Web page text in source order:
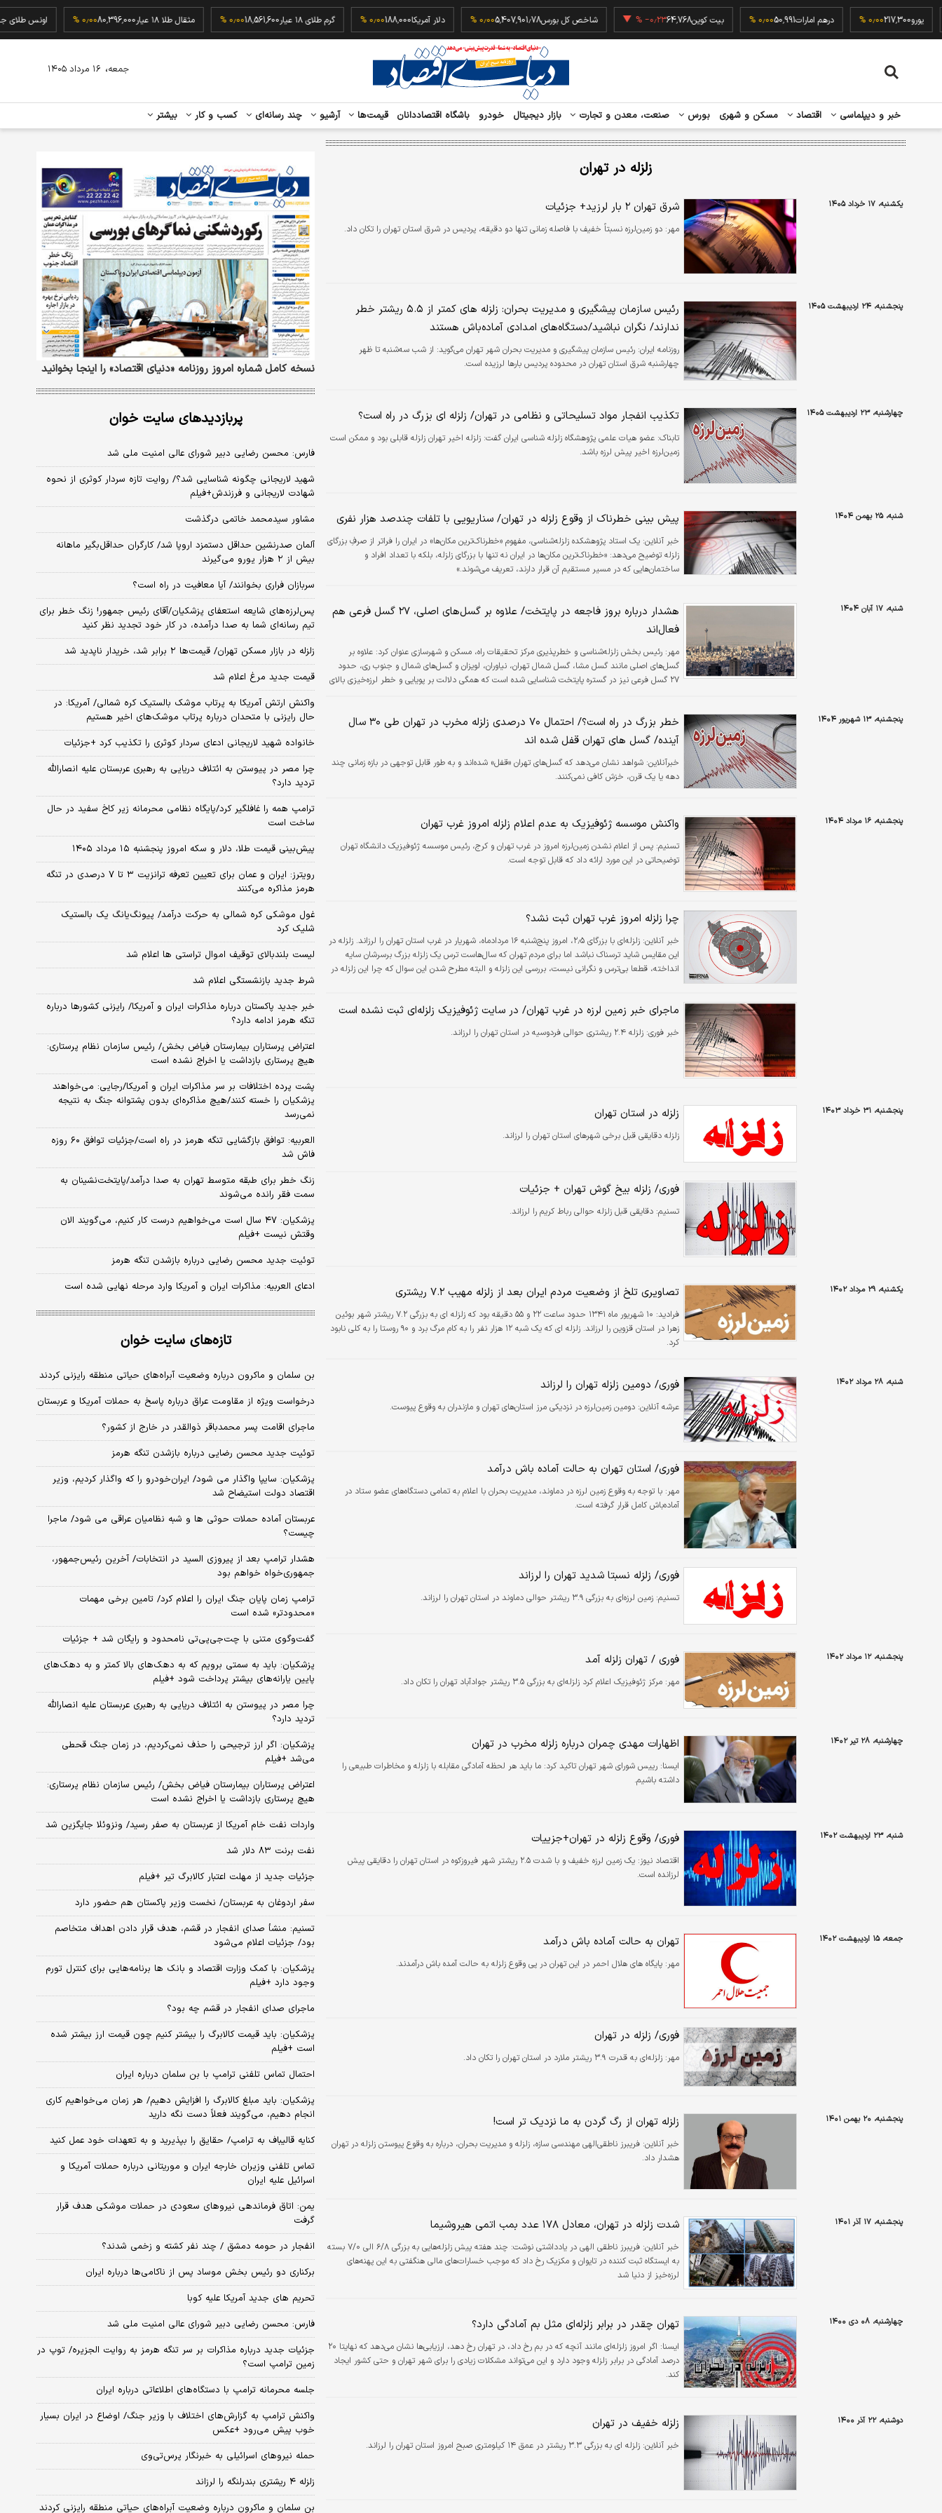
یورو217,300 درهم امارات50,991 بیت کوین64,768‎−۰٫۲۳ % شاخص کل بورس5,407,901.78 دلار آمریکا188,000 گرم طلای ۱۸ عیار 18,561,600 مثقال طلا ۱۸ عیار 80,396,000 اونس
خبر و دیپلماسی اقتصاد مسکن و شهری بورس صنعت، معدن و تجارت بازار دیجیتال خودرو باشگاه اقتصاددانان قیمت‌ها آرشیو چند رسانه‌ای کسب و کار بیشتر
جمعه، ۱۶ مرداد ۱۴۰۵
زلزله در تهران
یکشنبه، ۱۷ خرداد ۱۴۰۵ شرق تهران ۲ بار لرزید+ جزئیات
مهر: دو زمین‌لرزه نسبتاً خفیف با فاصله زمانی تنها دو دقیقه، پردیس در شرق استان تهران را تکان داد.
پنجشنبه، ۲۴ اردیبهشت ۱۴۰۵
رئیس سازمان پیشگیری و مدیریت بحران: زلزله های کمتر از ۵.۵ ریشتر خطر
ندارند/ نگران نباشید/دستگاه‌های امدادی آماده‌باش هستند
روزنامه ایران: رئیس سازمان پیشگیری و مدیریت بحران شهر تهران می‌گوید: از شب سه‌شنبه تا ظهر
چهارشنبه شرق استان تهران در محدوده پردیس بارها لرزیده است.
چهارشنبه، ۲۳ اردیبهشت ۱۴۰۵ تکذیب انفجار مواد تسلیحاتی و نظامی در تهران/ زلزله ای بزرگ در راه است؟
تابناک: عضو هیات علمی پژوهشگاه زلزله شناسی ایران گفت: زلزله اخیر تهران زلزله قابلی بود و ممکن است
زمین‌لرزه اخیر پیش لرزه باشد.
شنبه، ۲۵ بهمن ۱۴۰۴ پیش بینی خطرناک از وقوع زلزله در تهران/ سناریویی با تلفات چندصد هزار نفری
خبر آنلاین: یک استاد پژوهشکده زلزله‌شناسی، مفهوم «خطرناک‌ترین مکان‌ها» در ایران را فراتر از صرفِ بزرگای
زلزله توضیح می‌دهد: «خطرناک‌ترین مکان‌ها در ایران نه تنها با بزرگای زلزله، بلکه با تعداد افراد و
ساختمان‌هایی که در مسیر مستقیم آن قرار دارند، تعریف می‌شوند.»
شنبه، ۱۷ آبان ۱۴۰۴
هشدار درباره بروز فاجعه در پایتخت/ علاوه بر گسل‌های اصلی، ۲۷ گسل فرعی هم
فعال‌اند
مهر: رئیس بخش زلزله‌شناسی و خطرپذیری مرکز تحقیقات راه، مسکن و شهرسازی عنوان کرد: علاوه بر
گسل‌های اصلی مانند گسل مشا، گسل شمال تهران، نیاوران، لویزان و گسل‌های شمال و جنوب ری، حدود
۲۷ گسل فرعی نیز در گستره پایتخت شناسایی شده است که همگی دلالت بر پویایی و خطر لرزه‌خیزی بالای
پنجشنبه، ۱۳ شهریور ۱۴۰۴
خطر بزرگ در راه است؟/ احتمال ۷۰ درصدی زلزله مخرب در تهران طی ۳۰ سال
آینده/ گسل های تهران قفل شده اند
خبرآنلاین: شواهد نشان می‌دهد که گسل‌های تهران «قفل» شده‌اند و به طور قابل توجهی در بازه زمانی چند
دهه یا یک قرن، خزش کافی نمی‌کنند.
پنجشنبه، ۱۶ مرداد ۱۴۰۴ واکنش موسسه ژئوفیزیک به عدم اعلام زلزله امروز غرب تهران
تسنیم: پس از اعلام نشدن زمین‌لرزه امروز در غرب تهران و کرج، رئیس موسسه ژئوفیزیک دانشگاه تهران
توضیحاتی در این مورد ارائه داد که قابل توجه است.
چرا زلزله امروز غرب تهران ثبت نشد؟
خبر آنلاین:
زلزله‌ای با بزرگای ۲٫۵، امروز پنج‌شنبه ۱۶ مردادماه، شهریار در غرب استان تهران را لرزاند. زلزله در
این مقایس شاید ترسناک نباشد اما برای مردم تهران که سال‌هاست ترس یک زلزله بزرگ برسرشان سایه
انداخته، قطعا بی‌ترس و نگرانی نیست، بررسی این زلزله و البته مطرح شدن این سوال که چرا این زلزله در
ماجرای خبر زمین لرزه در غرب تهران/ در سایت ژئوفیزیک زلزله‌ای ثبت نشده است
خبر فوری: زلزله ۲.۴ ریشتری حوالی فردوسیه در استان تهران را لرزاند.
پنجشنبه، ۳۱ خرداد ۱۴۰۳ زلزله در استان تهران
زلزله دقایقی قبل برخی شهرهای استان تهران را لرزاند.
فوری/ زلزله بیخ گوش تهران + جزئیات
تسنیم: دقایقی قبل زلزله حوالی رباط کریم را لرزاند.
یکشنبه، ۲۹ مرداد ۱۴۰۲ تصاویری تلخ از وضعیت مردم ایران بعد از زلزله مهیب ۷.۲ ریشتری
فرادید:
۱۰ شهریور ماه ۱۳۴۱ حدود ساعت ۲۲ و ۵۵ دقیقه بود که زلزله ای به بزرگی ۷.۲ ریشتر شهر بوئین
زهرا در استان قزوین را لرزاند. زلزله ای که یک شبه ۱۲ هزار نفر را به کام مرگ برد و ۹۰ روستا را به کلی نابود
کرد.
شنبه، ۲۸ مرداد ۱۴۰۲ فوری/ دومین زلزله تهران را لرزاند
عرشه آنلاین: دومین زمین‌‌لرزه در نزدیکی مرز استان‌های تهران و مازندران به وقوع پیوست.
فوری/ استان تهران به حالت آماده باش درآمد
مهر: با توجه به وقوع زمین لرزه در دماوند، مدیریت بحران با اعلام به تمامی دستگاه‌های عضو ستاد در
آماده‌باش کامل قرار گرفته است.
فوری/ زلزله نسبتا شدید تهران را لرزاند
تسنیم: زمین لرزه‌ای به بزرگی ۳.۹ ریشتر حوالی دماوند در استان تهران را لرزاند.
پنجشنبه، ۱۲ مرداد ۱۴۰۲ فوری / تهران زلزله آمد
مهر: مرکز ژئوفیزیک اعلام کرد زلزله‌ای به بزرگی ۳.۵ ریشتر جوادآباد تهران را تکان داد.
چهارشنبه، ۲۸ تیر ۱۴۰۲ اظهارات مهدی چمران درباره زلزله مخرب در تهران
ایسنا:
رییس شورای شهر تهران تاکید کرد: ما باید هر لحظه آمادگی مقابله با زلزله و مخاطرات طبیعی را
داشته باشیم.
شنبه، ۲۳ اردیبهشت ۱۴۰۲ فوری/ وقوع زلزله در تهران+جزییات
اقتصاد نیوز:
یک زمین لرزه خفیف و با شدت ۲.۵ ریشتر شهر فیروزکوه در استان تهران را دقایقی پیش
لرزانده است.
جمعه، ۱۵ اردیبهشت ۱۴۰۲ تهران به حالت آماده باش درآمد
مهر: پایگاه های هلال احمر در این تهران در پی وقوع زلزله به حالت آمده باش درآمدند.
فوری/ زلزله در تهران
مهر: زلزله‌ای به قدرت ۳.۹ ریشتر ملارد در استان تهران را تکان داد.
پنجشنبه، ۲۰ بهمن ۱۴۰۱ زلزله تهران از رگ گردن به ما نزدیک تر است!
خبر آنلاین: فریبرز ناطقی‌الهی مهندسی سازه، زلزله و مدیریت بحران، درباره به وقوع پیوستن زلزله در تهران
هشدار داد.
پنجشنبه، ۱۷ آذر ۱۴۰۱ شدت زلزله در تهران، معادل ١٧٨ عدد بمب اتمی هیروشیما
خبر آنلاین:
فریبرز ناطقی الهی در یادداشتی نوشت: چند هفته پیش زلزله‌هایی به بزرگی ۶/۸ الی ۷/۰ بسته
به ایستگاه ثبت کننده در تایوان و مکزیک رخ داد که موجب خسارات‌های مالی هنگفتی به این پهنه‌های
لرزه‌خیز از دنیا شد
چهارشنبه، ۰۸ دی ۱۴۰۰ تهران چقدر در برابر زلزله‌ای مثل بم آمادگی دارد؟
ايسنا:
اگر امروز زلزله‌ای مانند آنچه که در بم رخ داد، در تهران رخ دهد، ارزیابی‌ها نشان می‌دهد که نهایتا ۲۰
درصد آمادگی در برابر زلزله وجود دارد و این می‌تواند مشکلات زیادی را برای شهر تهران و حتی کشور ایجاد
کند.
دوشنبه، ۲۲ آذر ۱۴۰۰ زلزله خفیف در تهران
خبر آنلاین: زلزله ای به بزرگی ۳.۳ ریشتر در عمق ۱۴ کیلومتری صبح امروز استان تهران را لرزاند.
نسخه کامل شماره امروز روزنامه «دنیای‌ اقتصاد» را اینجا بخوانید
پربازدیدهای سایت خوان
فارس: محسن رضایی دبیر شورای عالی امنیت ملی شد
شهید لاریجانی چگونه شناسایی شد؟/ روایت تازه سردار کوثری از نحوه
شهادت لاریجانی و فرزندش+فیلم
مشاور سیدمحمد خاتمی درگذشت
آلمان صدرنشین حداقل دستمزد اروپا شد/ کارگران حداقل‌بگیر ماهانه
بیش از ۲ هزار یورو می‌گیرند
سربازان فراری بخوانند/ آیا معافیت در راه است؟
پس‌لرزه‌های شایعه استعفای پزشکیان/آقای رئیس جمهور! زنگ خطر برای
تیم رسانه‌ای شما به صدا درآمده، در کار خود تجدید نظر کنید
زلزله در بازار مسکن تهران/ قیمت‌ها ۲ برابر شد، خریدار ناپدید شد
قیمت جدید مرغ اعلام شد
واکنش ارتش آمریکا به پرتاب موشک بالستیک کره شمالی/ آمریکا: در
حال رایزنی با متحدان درباره پرتاب موشک‌های اخیر هستیم
خانواده شهید لاریجانی ادعای سردار کوثری را تکذیب کرد +جزئیات
چرا مصر در پیوستن به ائتلاف دریایی به رهبری عربستان علیه انصارالله
تردید دارد؟
ترامپ همه را غافلگیر کرد/پایگاه نظامی محرمانه زیر کاخ سفید در حال
ساخت است
پیش‌بینی قیمت طلا، دلار و سکه امروز پنجشنبه ۱۵ مرداد ۱۴۰۵
رویترز: ایران و عمان برای تعیین تعرفه ترانزیت ۳ تا ۷ درصدی در تنگه
هرمز مذاکره می‌کنند
غول موشکی کره شمالی به حرکت درآمد/ پیونگ‌یانگ یک بالستیک
شلیک کرد
لیست بلندبالای توقیف اموال تراستی ها اعلام شد
شرط جدید بازنشستگی اعلام شد
خبر جدید پاکستان درباره مذاکرات ایران و آمریکا/ رایزنی کشورها درباره
تنگه هرمز ادامه دارد؟
اعتراض پرستاران بیمارستان فیاض بخش/ رئیس سازمان نظام پرستاری:
هیچ پرستاری بازداشت یا اخراج نشده است
پشت پرده اختلافات بر سر مذاکرات ایران و آمریکا/رجایی: می‌خواهند
پزشکیان را خسته کنند/هیچ مذاکره‌ای بدون پشتوانه جنگ به نتیجه
نمی‌رسد
العربیه: توافق بازگشایی تنگه هرمز در راه است/جزئیات توافق ۶۰ روزه
فاش شد
زنگ خطر برای طبقه متوسط تهران به صدا درآمد/پایتخت‌نشینان به
سمت فقر رانده می‌شوند
پزشکیان: ۴۷ سال است می‌خواهیم درست کار کنیم، می‌گویند الان
وقتش نیست +فیلم
توئیت جدید محسن رضایی درباره بازشدن تنگه هرمز
ادعای العربیه: مذاکرات ایران و آمریکا وارد مرحله نهایی شده است
تازه‌های سایت خوان
بن سلمان و ماکرون درباره وضعیت آبراه‌های حیاتی منطقه رایزنی کردند
درخواست ویژه از مقاومت عراق درباره پاسخ به حملات آمریکا و عربستان
ماجرای اقامت پسر محمدباقر ذوالقدر در خارج از کشور؟
توئیت جدید محسن رضایی درباره بازشدن تنگه هرمز
پزشکیان: سایپا واگذار می شود/ ایران‌خودرو را که واگذار کردیم، وزیر
اقتصاد دولت استیضاح شد
عربستان آماده حملات حوثی ها و شبه نظامیان عراقی می شود/ ماجرا
چیست؟
هشدار ترامپ بعد از پیروزی السید در انتخابات/ آخرین رئیس‌جمهور،
جمهوری‌خواه خواهم بود
ترامپ زمان پایان جنگ ایران را اعلام کرد/ تامین برخی مهمات
«محدودتر» شده است
گفت‌وگوی متنی با چت‌جی‌پی‌تی نامحدود و رایگان شد + جزئیات
پزشکیان: باید به سمتی برویم که به دهک‌های بالا کمتر و به دهک‌های
پایین یارانه‌های بیشتر پرداخت شود +فیلم
چرا مصر در پیوستن به ائتلاف دریایی به رهبری عربستان علیه انصارالله
تردید دارد؟
پزشکیان: اگر ارز ترجیحی را حذف نمی‌کردیم، در زمان جنگ قحطی
می‌شد +فیلم
اعتراض پرستاران بیمارستان فیاض بخش/ رئیس سازمان نظام پرستاری:
هیچ پرستاری بازداشت یا اخراج نشده است
واردات نفت خام آمریکا از عربستان به صفر رسید/ ونزوئلا جایگزین شد
نفت برنت ۸۳ دلار شد
جزئیات جدید از مهلت اعتبار کالابرگ تیر +فیلم
سفر اردوغان به عربستان/ نخست وزیر پاکستان هم حضور دارد
تسنیم: منشأ صدای انفجار در قشم، هدف قرار دادن اهداف متخاصم
بود/ جزئیات اعلام می‌شود
پزشکیان: با کمک وزارت اقتصاد و بانک ها برنامه‌هایی برای کنترل تورم
وجود دارد +فیلم
ماجرای صدای انفجار در قشم چه بود؟
پزشکیان: باید قیمت کالابرگ را بیشتر کنیم چون قیمت ارز بیشتر شده
است +فیلم
احتمال تماس تلفنی ترامپ با بن سلمان درباره ایران
پزشکیان: باید مبلغ کالابرگ را افزایش دهیم/ هر زمان می‌خواهیم کاری
انجام دهیم، می‌گویند فعلاً دست نگه دارید
کنایه قالیباف به ترامپ/ حقایق را بپذیرید و به تعهدات خود عمل کنید
تماس تلفنی وزیران خارجه ایران و موریتانی درباره حملات آمریکا و
اسرائیل علیه ایران
یمن: اتاق فرماندهی نیروهای سعودی در حملات موشکی هدف قرار
گرفت
انفجار در حومه دمشق / چند نفر کشته و زخمی شدند؟
برکناری دو رئیس بخش موساد پس از ناکامی‌ها درباره ایران
تحریم های جدید آمریکا علیه کوبا
فارس: محسن رضایی دبیر شورای عالی امنیت ملی شد
جزئیات جدید درباره مذاکرات بر سر تنگه هرمز به روایت الجزیره/ توپ در
زمین ترامپ است؟
جلسه محرمانه ترامپ با دستگاه‌های اطلاعاتی درباره ایران
واکنش ترامپ به گزارش‌های اختلاف با وزیر جنگ/ اوضاع در ایران بسیار
خوب پیش می‌رود +عکس
حمله نیروهای اسرائیلی به خبرنگار پرس‌تی‌وی
زلزله ۴ ریشتری بندرلنگه را لرزاند
بن سلمان و ماکرون درباره وضعیت آبراه‌های حیاتی منطقه رایزنی کردند